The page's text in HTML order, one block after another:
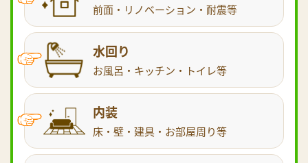
前面・リノベーション・耐震等
水回り
お風呂・キッチン・トイレ等
内装
床・壁・建具・お部屋周り等